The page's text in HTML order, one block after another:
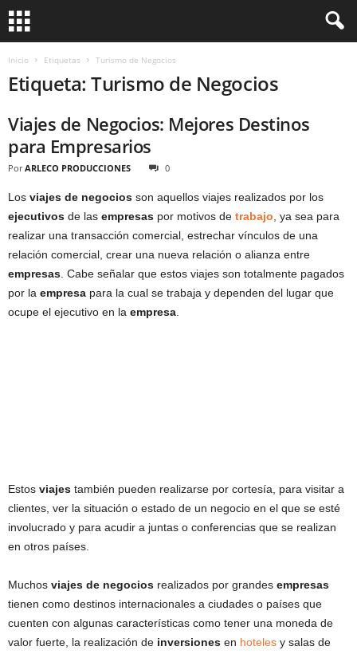
Inicio Etiquetas Turismo de Negocios
Etiqueta: Turismo de Negocios
Viajes de Negocios: Mejores Destinos
para Empresarios
Por ARLECO PRODUCCIONES 0
Los viajes de negocios son aquellos viajes realizados por los
ejecutivos de las empresas por motivos de trabajo , ya sea para
realizar una transacción comercial, estrechar vínculos de una
relación comercial, crear una nueva relación o alianza entre
empresas . Cabe señalar que estos viajes son totalmente pagados
por la empresa para la cual se trabaja y dependen del lugar que
ocupe el ejecutivo en la empresa
Estos viajes también pueden realizarse por cortesía, para visitar a
clientes, ver la situación o estado de un negocio en el que se esté
involucrado y para acudir a juntas o conferencias que se realizan
en otros países.
Muchos viajes de negocios realizados por grandes empresas
tienen como destinos internacionales a ciudades o países que
cuenten con algunas características como tener una moneda de
valor fuerte, la realización de inversiones en hoteles y salas de